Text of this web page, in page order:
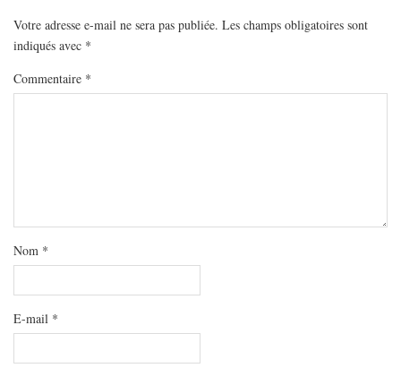
Votre adresse e-mail ne sera pas publiée. Les champs obligatoires sont
indiqués avec *
Commentaire *
Nom *
E-mail *